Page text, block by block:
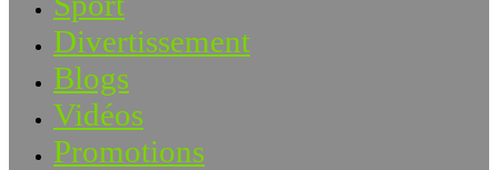
Divertissement
Blogs
Vidéos
Promotions